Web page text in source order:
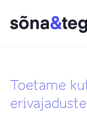
Toetame